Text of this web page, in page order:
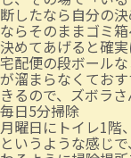
断したなら自分の
ならそのままゴミ
決めてあげると確実
宅配便の段ボール
が溜まらなくてお
きるので、ズボラ
毎日5分掃除
月曜日にトイレ1階
というような感じ